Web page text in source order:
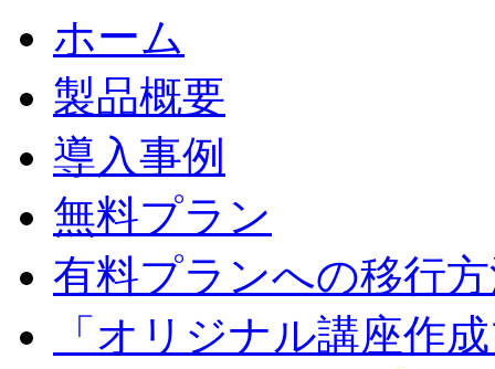
ホーム
製品概要
導入事例
無料プラン
有料プランへの移行
「オリジナル講座作